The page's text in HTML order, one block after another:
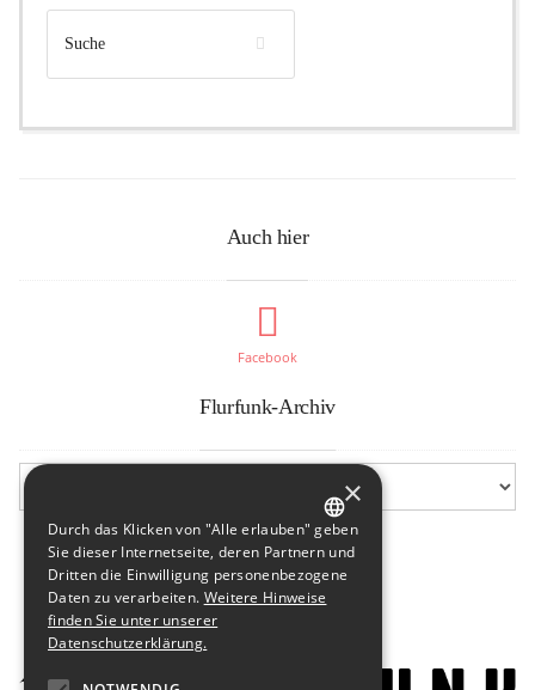
Auch hier
Facebook
Flurfunk-Archiv
GERMAN
ENGLISH
×
Durch das Klicken von "Alle erlauben" geben
Sie dieser Internetseite, deren Partnern und
Dritten die Einwilligung personenbezogene
Daten zu verarbeiten. Weitere Hinweise
finden Sie unter unserer
Datenschutzerklärung.